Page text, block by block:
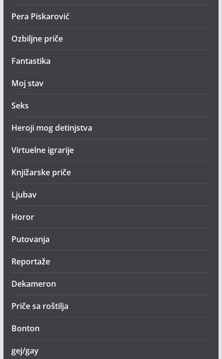
Pera Piskarović
Ozbiljne priče
Fantastika
Moj stav
Seks
Heroji mog detinjstva
Virtuelne igrarije
Knjižarske priče
Ljubav
Horor
Putovanja
Reportaže
Dekameron
Priče sa roštilja
Bonton
gej/gay